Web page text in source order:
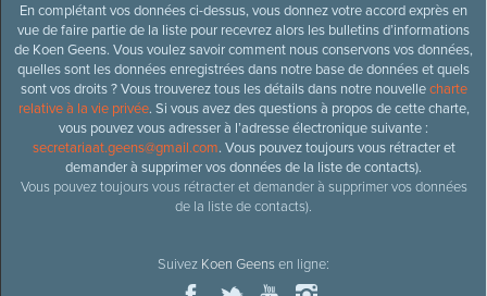
En complétant vos données ci-dessus, vous donnez votre accord exprès en
vue de faire partie de la liste pour recevrez alors les bulletins d’informations
de Koen Geens. Vous voulez savoir comment nous conservons vos données,
quelles sont les données enregistrées dans notre base de données et quels
sont vos droits ? Vous trouverez tous les détails dans notre nouvellecharte
relative à la vie privée. Si vous avez des questions à propos de cette charte,
vous pouvez vous adresser à l’adresse électronique suivante :
secretariaat.geens@gmail.com. Vous pouvez toujours vous rétracter et
demander à supprimer vos données de la liste de contacts).
Vous pouvez toujours vous rétracter et demander à supprimer vos données
de la liste de contacts).
Suivez Koen Geensen ligne: